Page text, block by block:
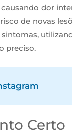
dor
de novas
preciso.
Certo